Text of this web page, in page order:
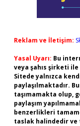
Reklam ve İletişim:
Yasal Uyarı: Bu
veya şahıs şirketi
Sitede yalnızca
paylaşılmaktadır.
taşımamakta olup,
paylaşım
benzerlikleri
taslak halindedir ve